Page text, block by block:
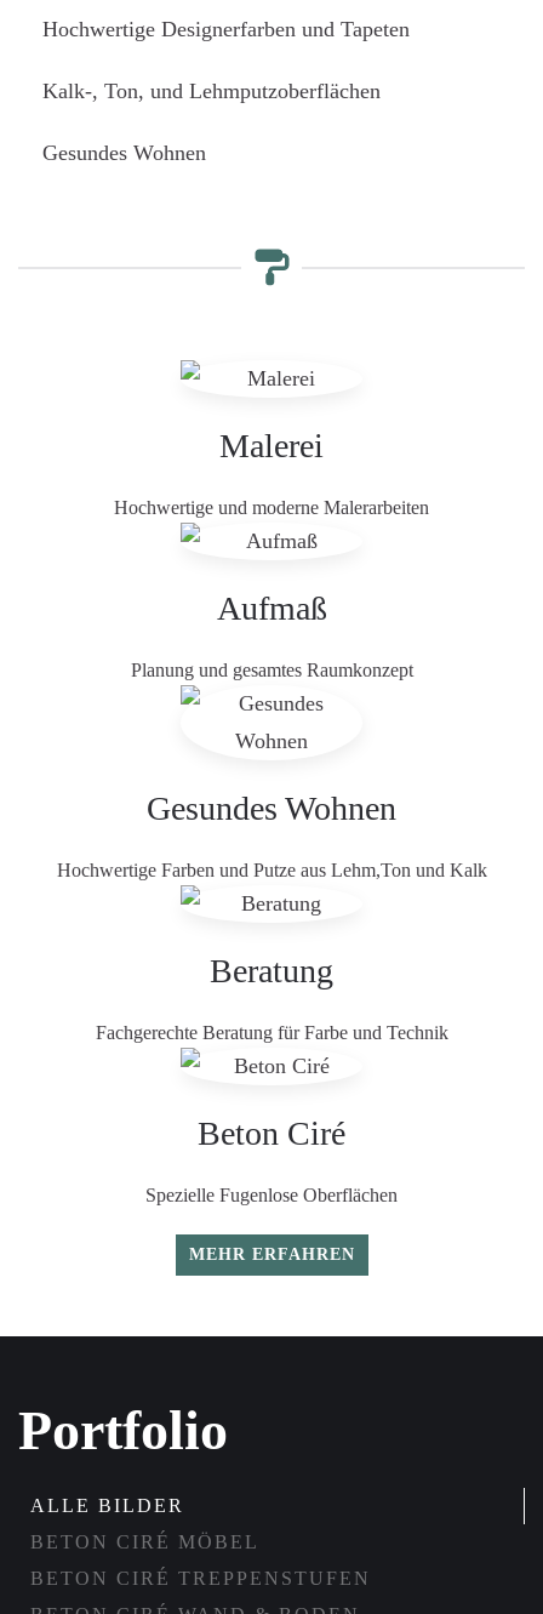
Hochwertige Designerfarben und Tapeten
Kalk-, Ton, und Lehmputzoberflächen
Gesundes Wohnen
Malerei
Hochwertige und moderne Malerarbeiten
Aufmaß
Planung und gesamtes Raumkonzept
Gesundes Wohnen
Hochwertige Farben und Putze aus Lehm,Ton und Kalk
Beratung
Fachgerechte Beratung für Farbe und Technik
Beton Ciré
Spezielle Fugenlose Oberflächen
MEHR ERFAHREN
Portfolio
ALLE BILDER
BETON CIRÉ MÖBEL
BETON CIRÉ TREPPENSTUFEN